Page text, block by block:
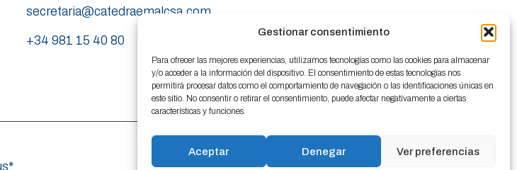
Gestionar consentimiento
Para ofrecer las mejores experiencias, utilizamos tecnologías como las cookies para almacenar
y/o acceder a la información del dispositivo. El consentimiento de estas tecnologías nos
permitirá procesar datos como el comportamiento de navegación o las identificaciones únicas en
este sitio. No consentir o retirar el consentimiento, puede afectar negativamente a ciertas
características y funciones.
Aceptar Denegar Ver preferencias
secretaria@catedraemalcsa.com
+34 981 15 40 80